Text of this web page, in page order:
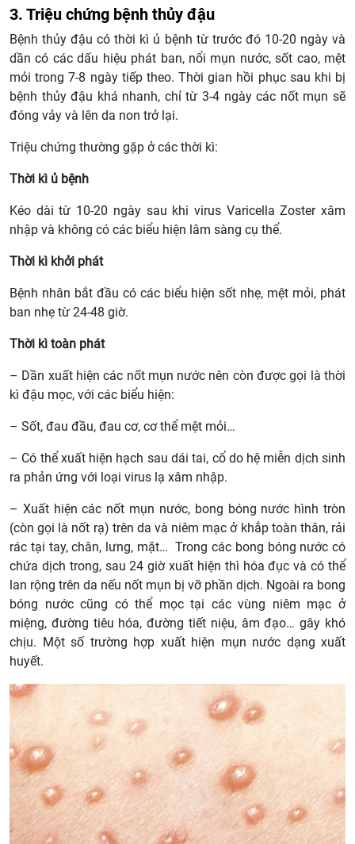
3. Triệu chứng bệnh thủy đậu
Bệnh thủy đậu có thời kì ủ bệnh từ trước đó 10-20 ngày và
dần có các dấu hiệu phát ban, nổi mụn nước, sốt cao, mệt
mỏi trong 7-8 ngày tiếp theo. Thời gian hồi phục sau khi bị
bệnh thủy đậu khá nhanh, chỉ từ 3-4 ngày các nốt mụn sẽ
đóng vảy và lên da non trở lại.
Triệu chứng thường gặp ở các thời kì:
Thời kì ủ bệnh
Kéo dài từ 10-20 ngày sau khi virus Varicella Zoster xâm
nhập và không có các biểu hiện lâm sàng cụ thể.
Thời kì khởi phát
Bệnh nhân bắt đầu có các biểu hiện sốt nhẹ, mệt mỏi, phát
ban nhẹ từ 24-48 giờ.
Thời kì toàn phát
– Dần xuất hiện các nốt mụn nước nên còn được gọi là thời
kì đậu mọc, với các biểu hiện:
– Sốt, đau đầu, đau cơ, cơ thể mệt mỏi…
– Có thể xuất hiện hạch sau dái tai, cổ do hệ miễn dịch sinh
ra phản ứng với loại virus lạ xâm nhập.
– Xuất hiện các nốt mụn nước, bong bóng nước hình tròn
(còn gọi là nốt rạ) trên da và niêm mạc ở khắp toàn thân, rải
rác tại tay, chân, lưng, mặt… Trong các bong bóng nước có
chứa dịch trong, sau 24 giờ xuất hiện thì hóa đục và có thể
lan rộng trên da nếu nốt mụn bị vỡ phần dịch. Ngoài ra bong
bóng nước cũng có thể mọc tại các vùng niêm mạc ở
miệng, đường tiêu hóa, đường tiết niệu, âm đạo… gây khó
chịu. Một số trường hợp xuất hiện mụn nước dạng xuất
huyết.